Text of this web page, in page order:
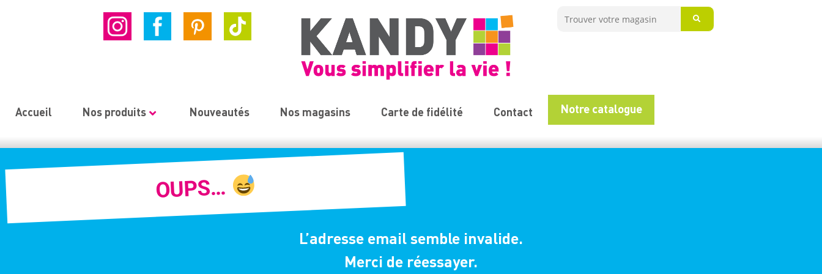
Accueil Nos produits Nouveautés Nos magasins Carte de fidélité Contact Notre catalogue
OUPS…
L’adresse email semble invalide.
Merci de réessayer.